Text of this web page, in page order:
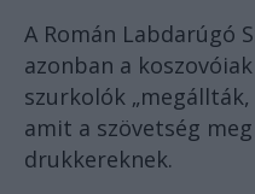
A Román Labdarúgó
azonban a
szurkolók
amit a szövetség
drukkereknek.